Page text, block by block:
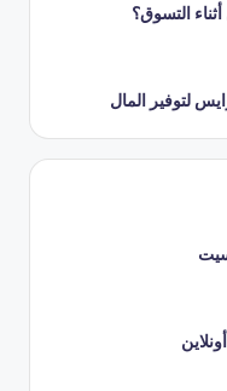
التسوق؟
لتوفير المال